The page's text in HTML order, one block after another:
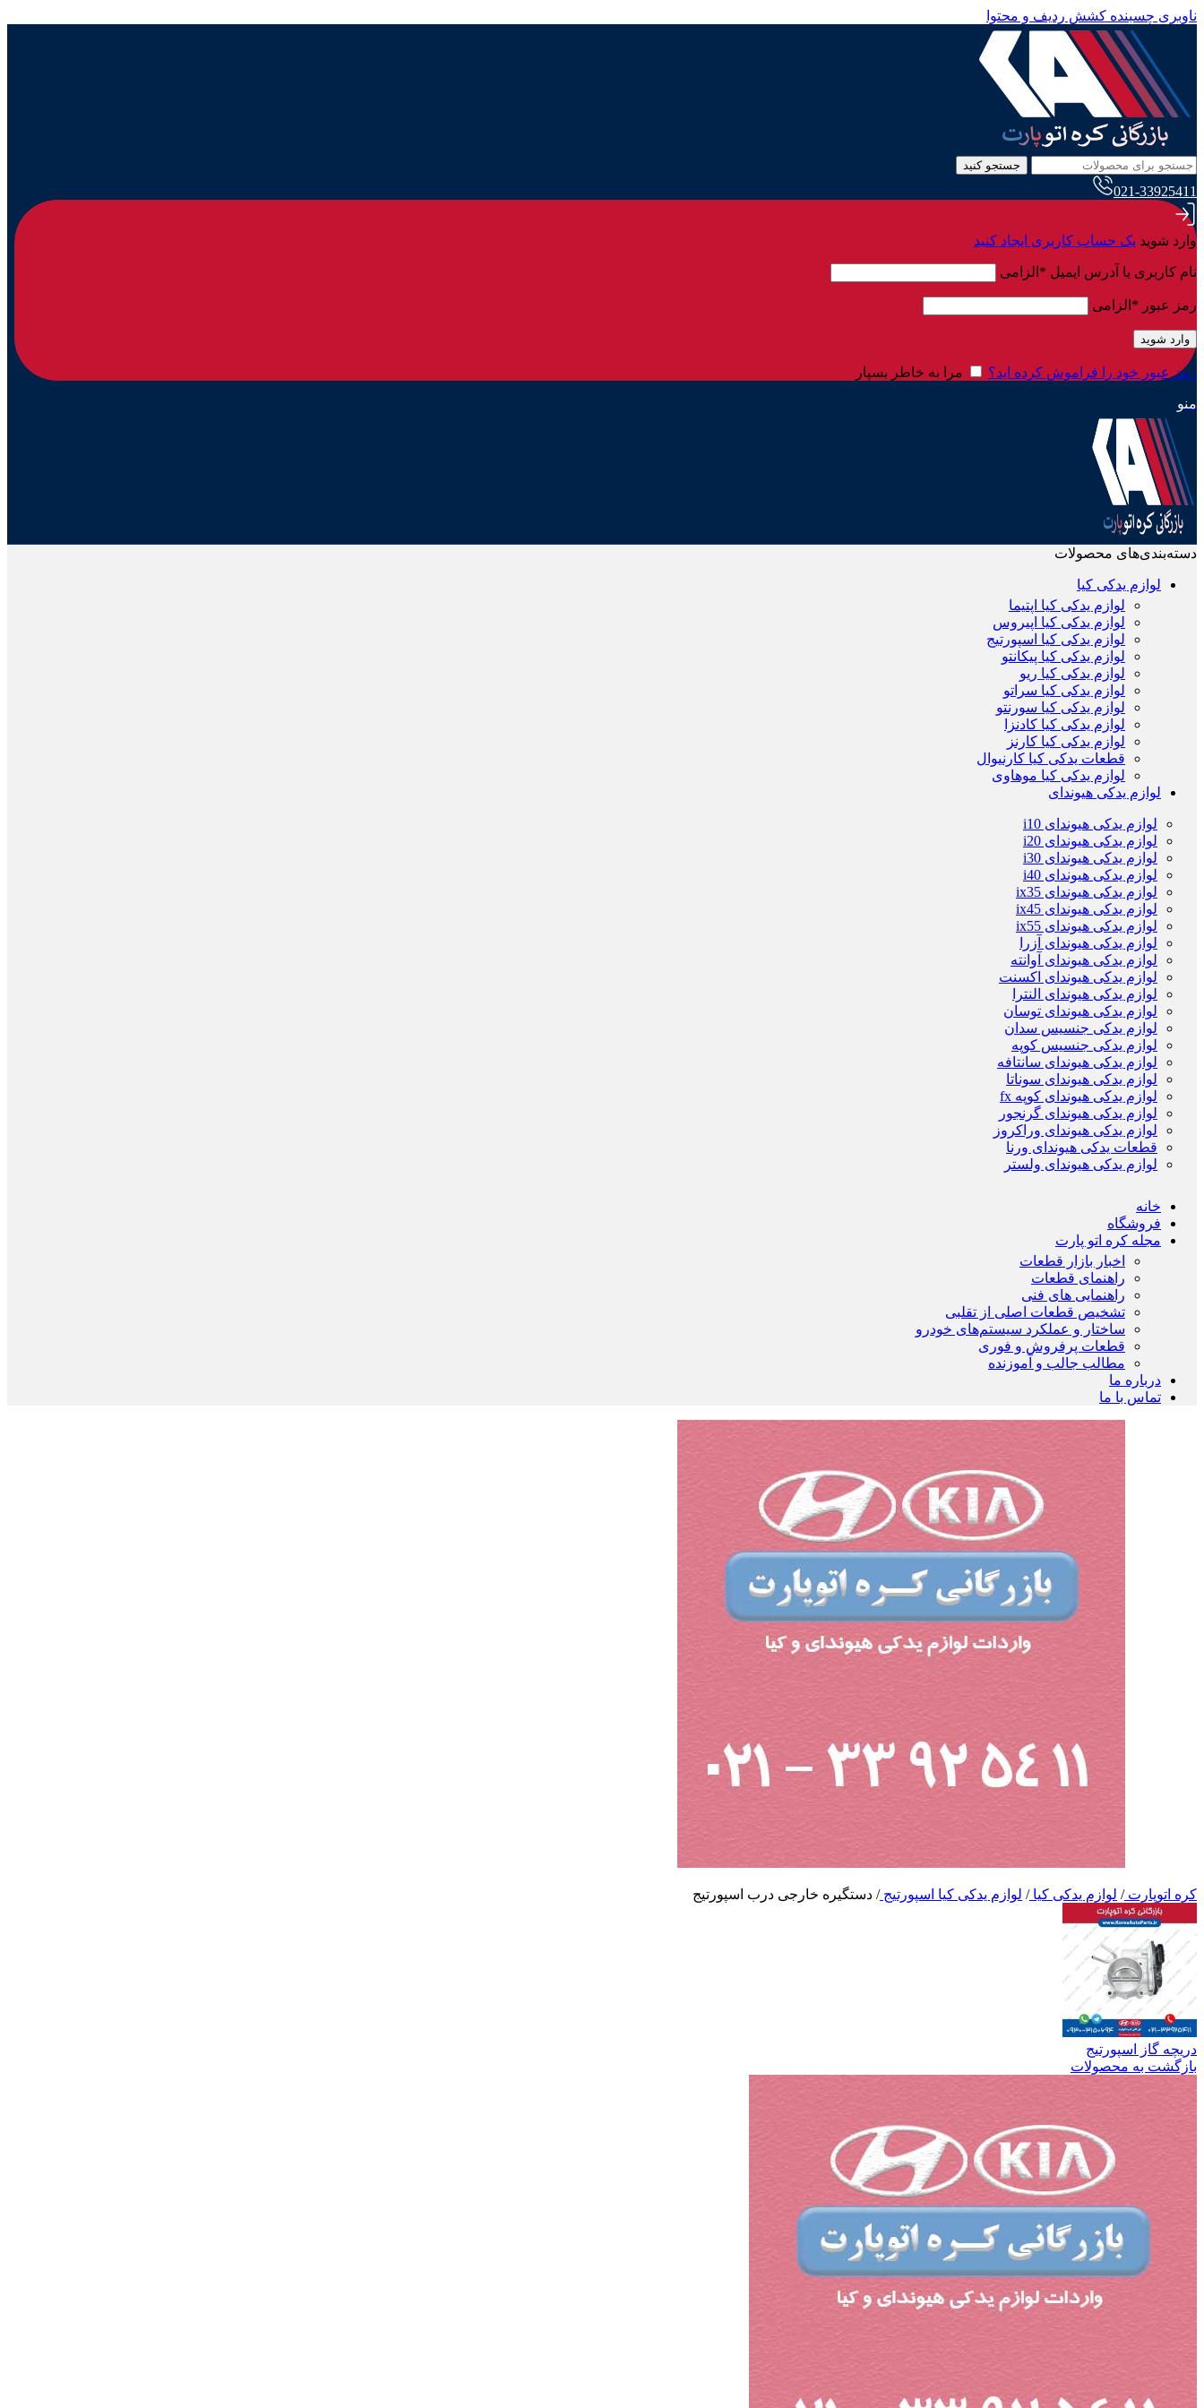
ناوبری چسبنده کشش ردیف و محتوا
جستجو کنید
021-33925411
وارد شوید یک حساب کاربری ایجاد کنید
نام کاربری یا آدرس ایمیل * الزامی
رمز عبور * الزامی
وارد شوید
رمز عبور خود را فراموش کرده اید؟ مرا به خاطر بسپار
منو
دسته‌بندی‌های محصولات
لوازم یدکی کیا
لوازم یدکی کیا اپتیما
لوازم یدکی کیا اپیروس
لوازم یدکی کیا اسپورتیج
لوازم یدکی کیا پیکانتو
لوازم یدکی کیا ریو
لوازم یدکی کیا سراتو
لوازم یدکی کیا سورنتو
لوازم یدکی کیا کادنزا
لوازم یدکی کیا کارنز
قطعات یدکی کیا کارنیوال
لوازم یدکی کیا موهاوی
لوازم یدکی هیوندای
لوازم یدکی هیوندای i10
لوازم یدکی هیوندای i20
لوازم یدکی هیوندای i30
لوازم یدکی هیوندای i40
لوازم یدکی هیوندای ix35
لوازم یدکی هیوندای ix45
لوازم یدکی هیوندای ix55
لوازم یدکی هیوندای آزرا
لوازم یدکی هیوندای آوانته
لوازم یدکی هیوندای اکسنت
لوازم یدکی هیوندای النترا
لوازم یدکی هیوندای توسان
لوازم یدکی جنسیس سدان
لوازم یدکی جنسیس کوپه
لوازم یدکی هیوندای سانتافه
لوازم یدکی هیوندای سوناتا
لوازم یدکی هیوندای کوپه fx
لوازم یدکی هیوندای گرنجور
لوازم یدکی هیوندای وراکروز
قطعات یدکی هیوندای ورنا
لوازم یدکی هیوندای ولستر
خانه
فروشگاه
مجله کره اتو پارت
اخبار بازار قطعات
راهنمای قطعات
راهنمایی های فنی
تشخیص قطعات اصلی از تقلبی
ساختار و عملکرد سیستم‌های خودرو
قطعات پرفروش و فوری
مطالب جالب و آموزنده
درباره ما
تماس با ما
کره اتوپارت/ لوازم یدکی کیا/ لوازم یدکی کیا اسپورتیج/ دستگیره خارجی درب اسپورتیج
دریچه گاز اسپورتیج
بازگشت به محصولات